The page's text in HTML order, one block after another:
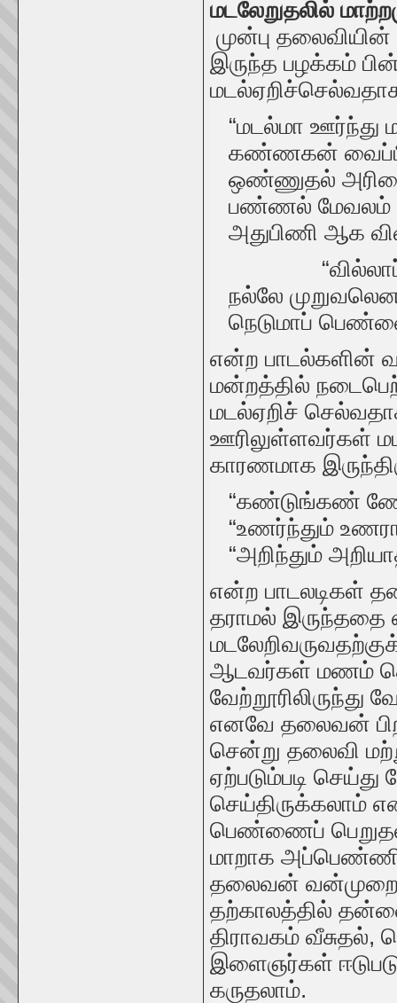
மடலேறுதலில்
முன்பு
இருந்த பழக்கம்
“மடல்மா ஊர்ந்து
கண்ணகன்
ஒண்ணுதல் அரிவை
பண்ணல் மேவலம்
அதுபிணி ஆக
“வில்லாப்
நல்லே
நெடுமாப்
என்ற பாடல்களின்
மன்றத்தில்
மடல்ஏறிச்
ஊரிலுள்ளவர்கள்
காரணமாக
“கண்டுங்கண்
“உணர்ந்தும்
“அறிந்தும்
என்ற பாடலடிகள்
தராமல் இருந்ததை
ஆடவர்கள் மணம்
வேற்றூரிலிருந்து
எனவே தலைவன் பிற
சென்று தலைவி
ஏற்படும்படி
செய்திருக்கலாம்
பெண்ணைப் பெறுதல்
மாறாக
தலைவன்
தற்காலத்தில்
திராவகம்
இளைஞர்கள்
கருதலாம்.